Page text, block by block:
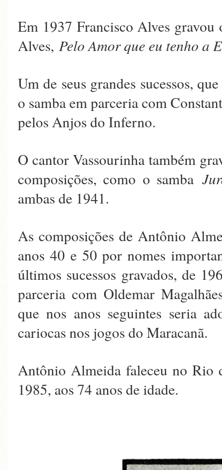
Em 1937 Francisco Alves
Alves, Pelo Amor que eu tenho a
Um de seus grandes sucessos,
o samba em parceria com
pelos Anjos do Inferno.
O cantor Vassourinha também
composições, como o samba
ambas de 1941.
As composições de Antônio
anos 40 e 50 por nomes
últimos sucessos gravados, de
parceria com Oldemar
que nos anos seguintes seria
cariocas nos jogos do Maracanã.
Antônio Almeida faleceu no Rio
1985, aos 74 anos de idade.